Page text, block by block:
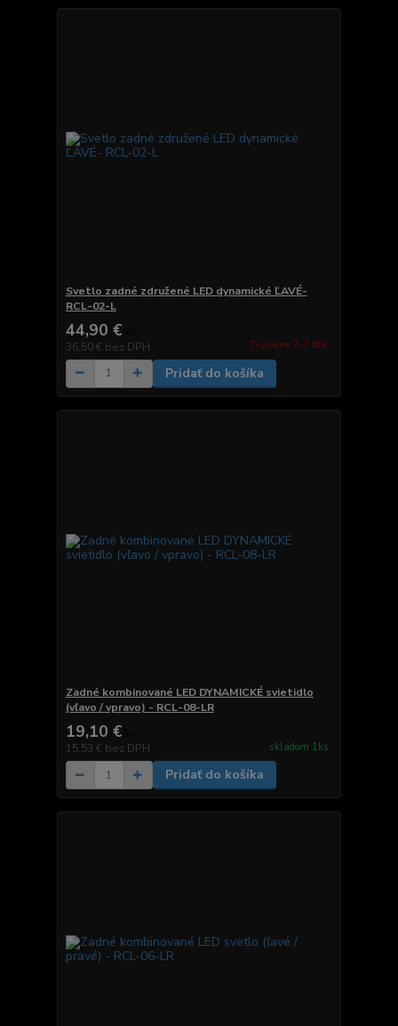
Svetlo zadné združené LED dynamické ĽAVÉ-
RCL-02-L
44,90 €
36,50 € bez DPH Zvyčajne 2-7 dni.
Pridať do košíka
Zadné kombinované LED DYNAMICKÉ svietidlo
(vľavo / vpravo) - RCL-08-LR
19,10 €
15,53 € bez DPH skladom 1ks
Pridať do košíka